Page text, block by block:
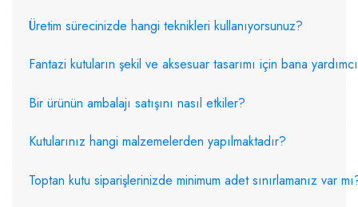
Üretim sürecinizde hangi teknikleri kullanıyorsunuz?
Fantazi kutuların şekil ve aksesuar tasarımı için bana
Bir ürünün ambalajı satışını nasıl etkiler?
Kutularınız hangi malzemelerden yapılmaktadır?
Toptan kutu siparişlerinizde minimum adet sınırlamanız var